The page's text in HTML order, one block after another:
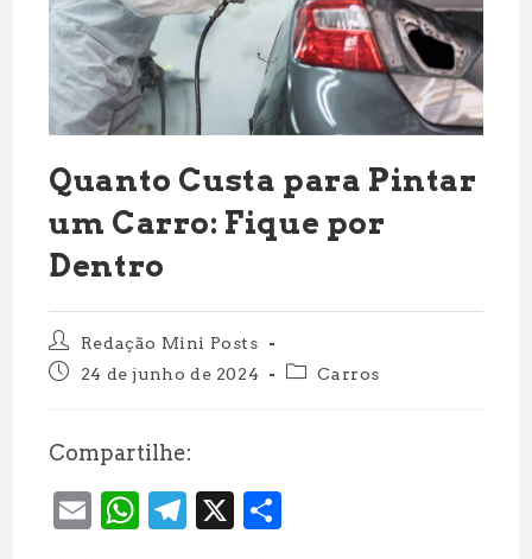
Quanto Custa para Pintar
um Carro: Fique por
Dentro
Autor
do
post:
Redação Mini Posts
Post24 de junho de 2024
Categoria
Carros
Compartilhe:
E
W T
X